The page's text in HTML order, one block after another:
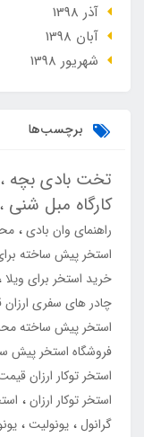
آذر 1398
آبان 1398
شهریور 1398
برچسب‌ها
تخت بادی بچه
کارگاه مبل شنی
راهنمای وان بادی
استخر پیش ساخته
خرید استخر برای ویلا
چادر های سفری
استخر پیش ساخته
فروشگاه استخر پیش
استخر توکار ارزان
استخر توکار ارزان
گرانول یونولیت